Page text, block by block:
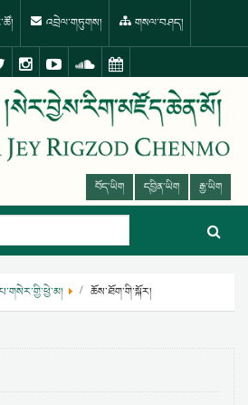
འབྲེལ་གཏུགས། གསལ་བཤད།
བོད་ཡིག དབྱིན་ཡིག རྒྱ་ཡིག
ཆོས་ཐོག་གི་སྐོར།